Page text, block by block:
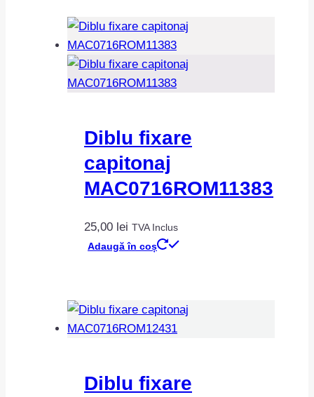
Diblu fixare
capitonaj
MAC0716ROM11383
25,00 lei TVA Inclus
Adaugă în coș
Diblu fixare